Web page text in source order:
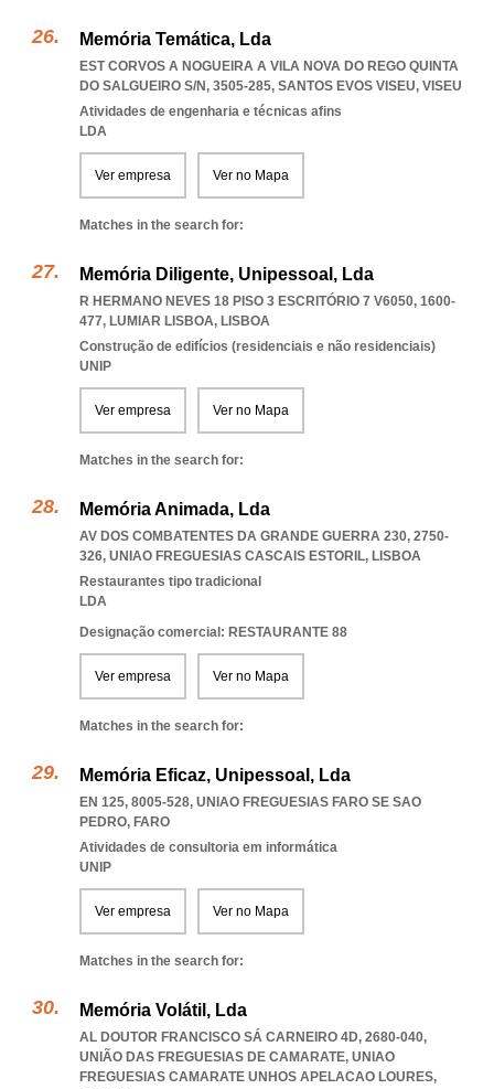
Memória Temática, Lda
EST CORVOS A NOGUEIRA A VILA NOVA DO REGO QUINTA
DO SALGUEIRO S/N, 3505-285, SANTOS EVOS VISEU, VISEU
Atividades de engenharia e técnicas afins
LDA
Ver empresa Ver no Mapa
Matches in the search for:
Memória Diligente, Unipessoal, Lda
R HERMANO NEVES 18 PISO 3 ESCRITÓRIO 7 V6050, 1600-
477, LUMIAR LISBOA, LISBOA
Construção de edifícios (residenciais e não residenciais)
UNIP
Ver empresa Ver no Mapa
Matches in the search for:
Memória Animada, Lda
AV DOS COMBATENTES DA GRANDE GUERRA 230, 2750-
326, UNIAO FREGUESIAS CASCAIS ESTORIL, LISBOA
Restaurantes tipo tradicional
LDA
Designação comercial: RESTAURANTE 88
Ver empresa Ver no Mapa
Matches in the search for:
Memória Eficaz, Unipessoal, Lda
EN 125, 8005-528, UNIAO FREGUESIAS FARO SE SAO
PEDRO, FARO
Atividades de consultoria em informática
UNIP
Ver empresa Ver no Mapa
Matches in the search for:
Memória Volátil, Lda
AL DOUTOR FRANCISCO SÁ CARNEIRO 4D, 2680-040,
UNIÃO DAS FREGUESIAS DE CAMARATE, UNIAO
FREGUESIAS CAMARATE UNHOS APELACAO LOURES,